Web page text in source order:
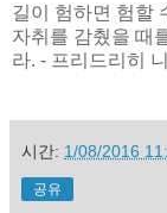
길이 험하면 험할
자취를 감췄을 때
라. - 프리드리히
시간: 1/08/2016
공유